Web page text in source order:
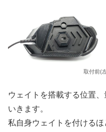
取付前(
ウェイトを搭載する位置
いきます。
私自身ウェイトを付ける